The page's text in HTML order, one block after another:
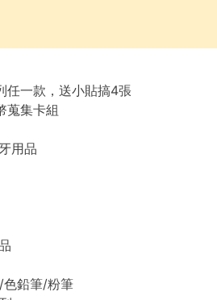
任一款，送小貼搞4張
蒐集卡組
用品
鉛筆/粉筆